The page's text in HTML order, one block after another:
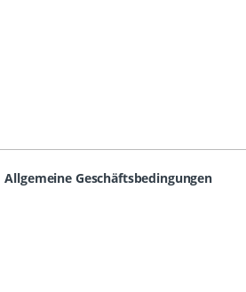
Allgemeine Geschäftsbedingungen